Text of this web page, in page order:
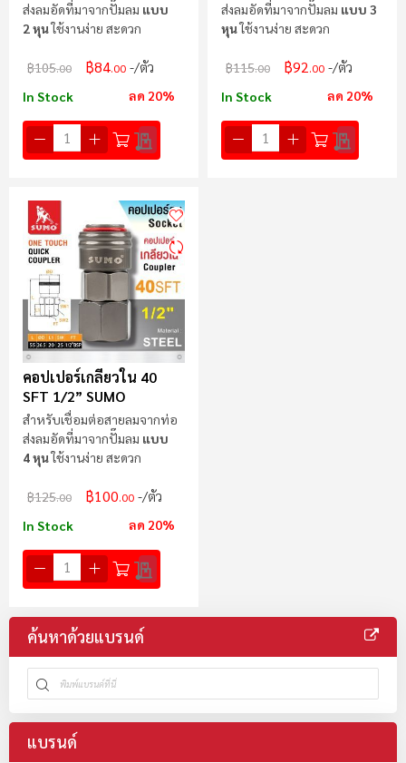
ส่งลมอัดที่มาจากปั๊มลม แบบ
2 หุนใช้งานง่าย สะดวก
฿105.00 ฿84.00 /ตัว
In Stock ลด 20%
ส่งลมอัดที่มาจากปั๊มลม แบบ 3
หุนใช้งานง่าย สะดวก
฿115.00 ฿92.00 /ตัว
In Stock ลด 20%
คอปเปอร์เกลียวใน 40
SFT 1/2” SUMO
สำหรับเชื่อมต่อสายลมจากท่อ
ส่งลมอัดที่มาจากปั๊มลม แบบ
4 หุนใช้งานง่าย สะดวก
฿125.00 ฿100.00 /ตัว
In Stock ลด 20%
ค้นหาด้วยแบรนด์
แบรนด์